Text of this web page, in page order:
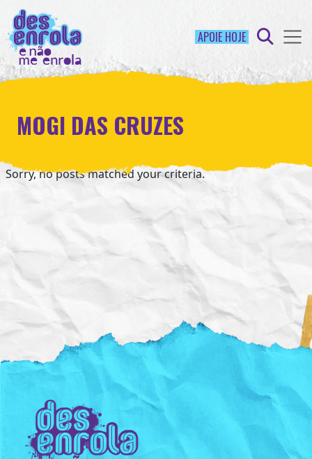
APOIE HOJE
MOGI DAS CRUZES
Sorry, no posts matched your criteria.